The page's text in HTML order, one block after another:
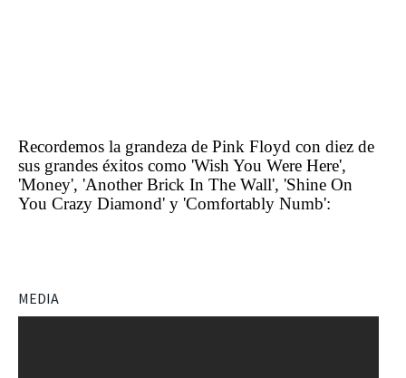
Recordemos la grandeza de Pink Floyd con diez de
sus grandes éxitos como 'Wish You Were Here',
'Money', 'Another Brick In The Wall', 'Shine On
You Crazy Diamond' y 'Comfortably Numb':
MEDIA